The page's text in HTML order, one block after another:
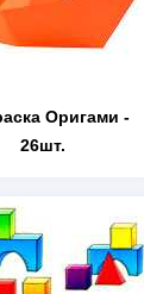
Оригами -
26шт.